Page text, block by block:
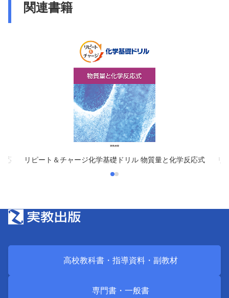
関連書籍
応 リピート＆チャージ化学基礎ドリル 物質量と化学反応式 リ
高校教科書・ 指導資料・ 副教材
専門書・ 一般書